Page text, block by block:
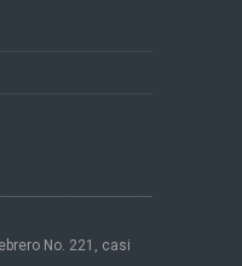
No. 221, casi